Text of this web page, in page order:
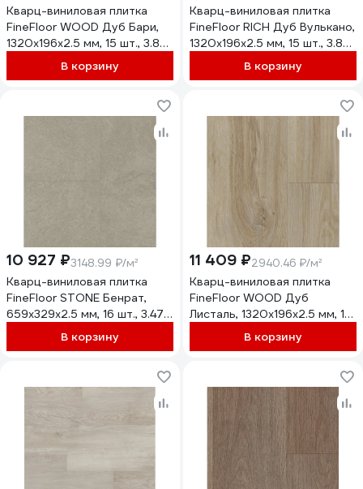
Кварц-виниловая плитка
FineFloor WOOD Дуб Бари,
1320х196х2.5 мм, 15 шт., 3.88
кв. м FF 1432В корзину
Кварц-виниловая плитка
FineFloor RICH Дуб Вулькано,
1320х196х2.5 мм, 15 шт., 3.88
кв. м FF 2090В корзину
10 927 ₽3148.99 ₽/м²
Кварц-виниловая плитка
FineFloor STONE Бенрат,
659х329х2.5 мм, 16 шт., 3.47
кв. м FF 1464В корзину
11 409 ₽2940.46 ₽/м²
Кварц-виниловая плитка
FineFloor WOOD Дуб
Листаль, 1320х196х2.5 мм, 15
шт., 3.88 кв. м FF 1434
В корзину